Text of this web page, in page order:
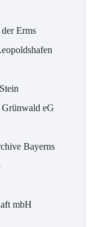
Erms
Grünwald eG
Bayerns
mbH